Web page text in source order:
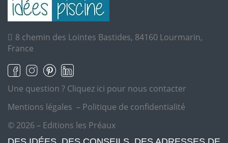
8 chemin des Lointes Bastides, 84160 Lourmarin,
France
Une question ? Cliquez ici pour nous contacter
Mentions légales – Politique de confidentialité
© 2026 – Editions les Préaux